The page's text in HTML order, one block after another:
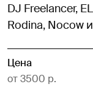
DJ Freelancer,
Rodina, Nocow
Цена
от 3500 р.